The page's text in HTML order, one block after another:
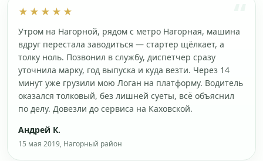
★★★★★
Утром на Нагорной, рядом с метро Нагорная, машина
вдруг перестала заводиться — стартер щёлкает, а
толку ноль. Позвонил в службу, диспетчер сразу
уточнила марку, год выпуска и куда везти. Через 14
минут уже грузили мою Логан на платформу. Водитель
оказался толковый, без лишней суеты, всё объяснил
по делу. Довезли до сервиса на Каховской.
Андрей К.
15 мая 2019, Нагорный район